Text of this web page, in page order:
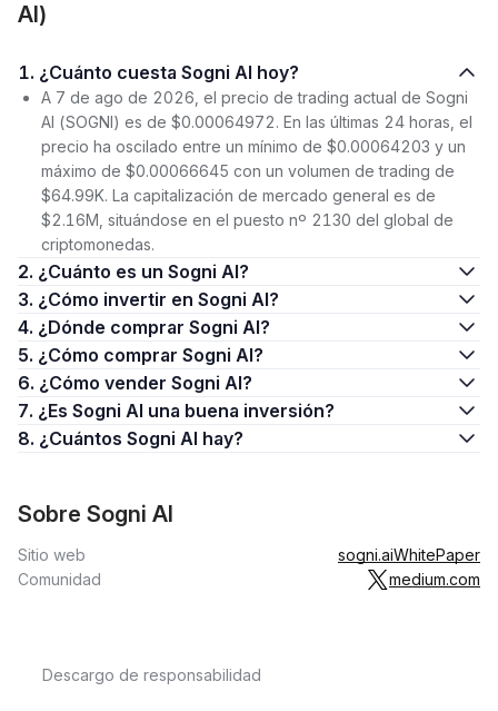
AI)
1. ¿Cuánto cuesta Sogni AI hoy?
A 7 de ago de 2026, el precio de trading actual de Sogni
AI (SOGNI) es de $0.00064972. En las últimas 24 horas, el
precio ha oscilado entre un mínimo de $0.00064203 y un
máximo de $0.00066645 con un volumen de trading de
$64.99K. La capitalización de mercado general es de
$2.16M, situándose en el puesto nº 2130 del global de
criptomonedas.
2. ¿Cuánto es un Sogni AI?
3. ¿Cómo invertir en Sogni AI?
4. ¿Dónde comprar Sogni AI?
5. ¿Cómo comprar Sogni AI?
6. ¿Cómo vender Sogni AI?
7. ¿Es Sogni AI una buena inversión?
8. ¿Cuántos Sogni AI hay?
Sobre Sogni AI
Sitio web sogni.aiWhitePaper
Comunidad
medium.com
Descargo de responsabilidad